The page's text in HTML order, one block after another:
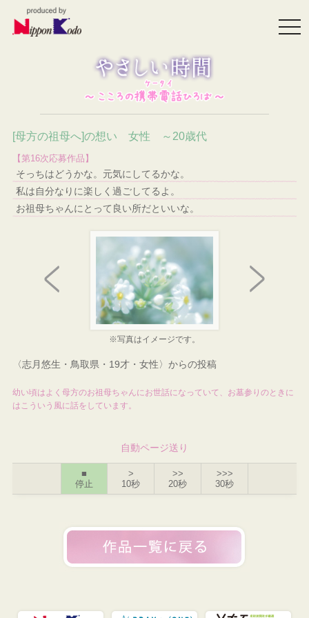
[母方の祖母へ]の想い 女性 ～20歳代
【第16次応募作品】
そっちはどうかな。元気にしてるかな。
私は自分なりに楽しく過ごしてるよ。
お祖母ちゃんにとって良い所だといいな。
※写真はイメージです。
〈志月悠生・鳥取県・19才・女性〉からの投稿
幼い頃はよく母方のお祖母ちゃんにお世話になっていて、お墓参りのときに
はこういう風に話をしています。
自動ページ送り
■
停止
>
10秒
>>
20秒
>>>
30秒